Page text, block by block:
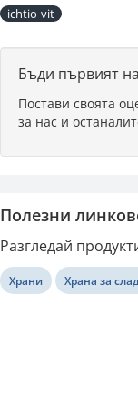
ichtio-vit
Бъди първият
Постави своята
за нас и
Полезни
Разгледай
Храни Храна за